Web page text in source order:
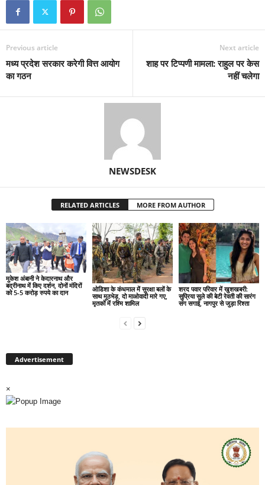
Previous article
मध्य प्रदेश सरकार करेगी वित्त आयोग
का गठन
Next article
शाह पर टिप्पणी मामला: राहुल पर केस
नहीं चलेगा
NEWSDESK
RELATED ARTICLES MORE FROM AUTHOR
मुकेश अंबानी ने केदारनाथ और
बद्रीनाथ में किए दर्शन, दोनों मंदिरों
को 5-5 करोड़ रुपये का दान
ओडिशा के कंधमाल में सुरक्षा बलों के
साथ मुठभेड़, दो माओवादी मारे गए,
मृतकों में रश्मि शामिल
शरद पवार परिवार में खुशखबरी:
सुप्रिया सुले की बेटी रेवती की सारंग
संग सगाई, नागपुर से जुड़ा रिश्ता
Advertisement
×